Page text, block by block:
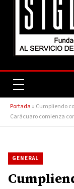
Portada » Cumpliendo
Carácuaro comienza
GENERAL